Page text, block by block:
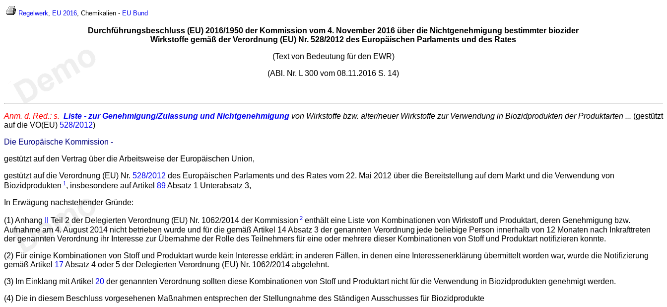
Regelwerk, EU 2016, Chemikalien - EU Bund
Durchführungsbeschluss (EU) 2016/1950 der Kommission vom 4. November 2016 über die Nichtgenehmigung bestimmter biozider
Wirkstoffe gemäß der Verordnung (EU) Nr. 528/2012 des Europäischen Parlaments und des Rates
(Text von Bedeutung für den EWR)
(ABl. Nr. L 300 vom 08.11.2016 S. 14)
Anm. d. Red.: s. Liste - zur Genehmigung/Zulassung und Nichtgenehmigung von Wirkstoffe bzw. alter/neuer Wirkstoffe zur Verwendung in Biozidprodukten der Produktarten ... (gestützt
auf die VO(EU) 528/2012)
Die Europäische Kommission -
gestützt auf den Vertrag über die Arbeitsweise der Europäischen Union,
gestützt auf die Verordnung (EU) Nr. 528/2012 des Europäischen Parlaments und des Rates vom 22. Mai 2012 über die Bereitstellung auf dem Markt und die Verwendung von
Biozidprodukten 1 , insbesondere auf Artikel 89Absatz 1 Unterabsatz 3,
In Erwägung nachstehender Gründe:
(1) Anhang Teil 2 der Delegierten Verordnung (EU) Nr. 1062/2014 der Kommission 2 enthält eine Liste von Kombinationen von Wirkstoff und Produktart, deren Genehmigung bzw.
Aufnahme am 4. August 2014 nicht betrieben wurde und für die gemäß Artikel 14 Absatz 3 der genannten Verordnung jede beliebige Person innerhalb von 12 Monaten nach Inkrafttreten
der genannten Verordnung ihr Interesse zur Übernahme der Rolle des Teilnehmers für eine oder mehrere dieser Kombinationen von Stoff und Produktart notifizieren konnte.
(2) Für einige Kombinationen von Stoff und Produktart wurde kein Interesse erklärt; in anderen Fällen, in denen eine Interessenerklärung übermittelt worden war, wurde die Notifizierung
gemäß Artikel 17Absatz 4 oder 5 der Delegierten Verordnung (EU) Nr. 1062/2014 abgelehnt.
(3) Im Einklang mit Artikel 20 der genannten Verordnung sollten diese Kombinationen von Stoff und Produktart nicht für die Verwendung in Biozidprodukten genehmigt werden.
(4) Die in diesem Beschluss vorgesehenen Maßnahmen entsprechen der Stellungnahme des Ständigen Ausschusses für Biozidprodukte